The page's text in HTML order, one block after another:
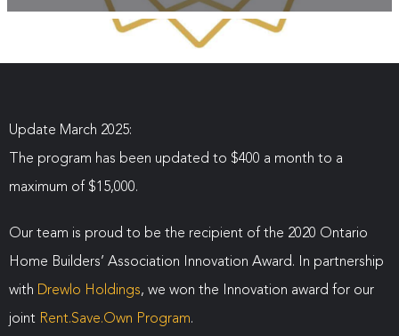
Update March 2025:
The program has been updated to $400 a month to a
maximum of $15,000.
Our team is proud to be the recipient of the 2020 Ontario
Home Builders’ Association Innovation Award. In partnership
with Drewlo Holdings, we won the Innovation award for our
joint Rent.Save.Own Program.